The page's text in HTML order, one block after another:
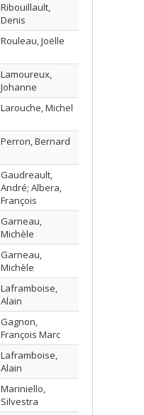
Ribouillault,
Denis
Rouleau, Joëlle
Lamoureux,
Johanne
Larouche, Michel
Perron, Bernard
Gaudreault,
André; Albera,
François
Garneau,
Michèle
Garneau,
Michèle
Laframboise,
Alain
Gagnon,
François Marc
Laframboise,
Alain
Mariniello,
Silvestra